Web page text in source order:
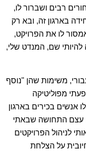
רבים ושברור לו,
בארגון זה, ובא רק
לו את הפרויקט,
להיותי שם, המנדט שלי,
משימות שהן "נוסף
מפוליטיקה
אנשים בכירים בארגון
עצם התחושה שבאתי
לניהול הפרויקטים
על הצלחת